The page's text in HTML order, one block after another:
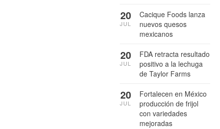
Cacique Foods lanza
nuevos quesos
mexicanos
20
JUL
FDA retracta resultado
positivo a la lechuga
de Taylor Farms
20
JUL
Fortalecen en México
producción de frijol
con variedades
mejoradas
20
JUL